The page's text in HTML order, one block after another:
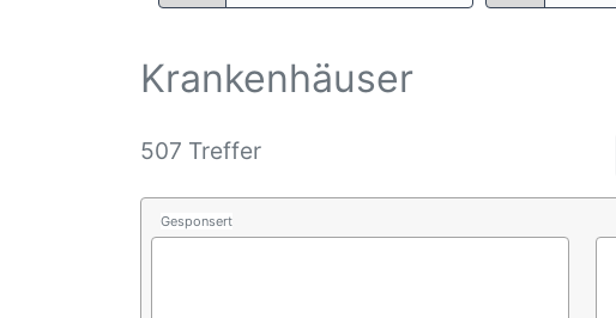
Krankenhäuser
507 Treffer
Gesponsert